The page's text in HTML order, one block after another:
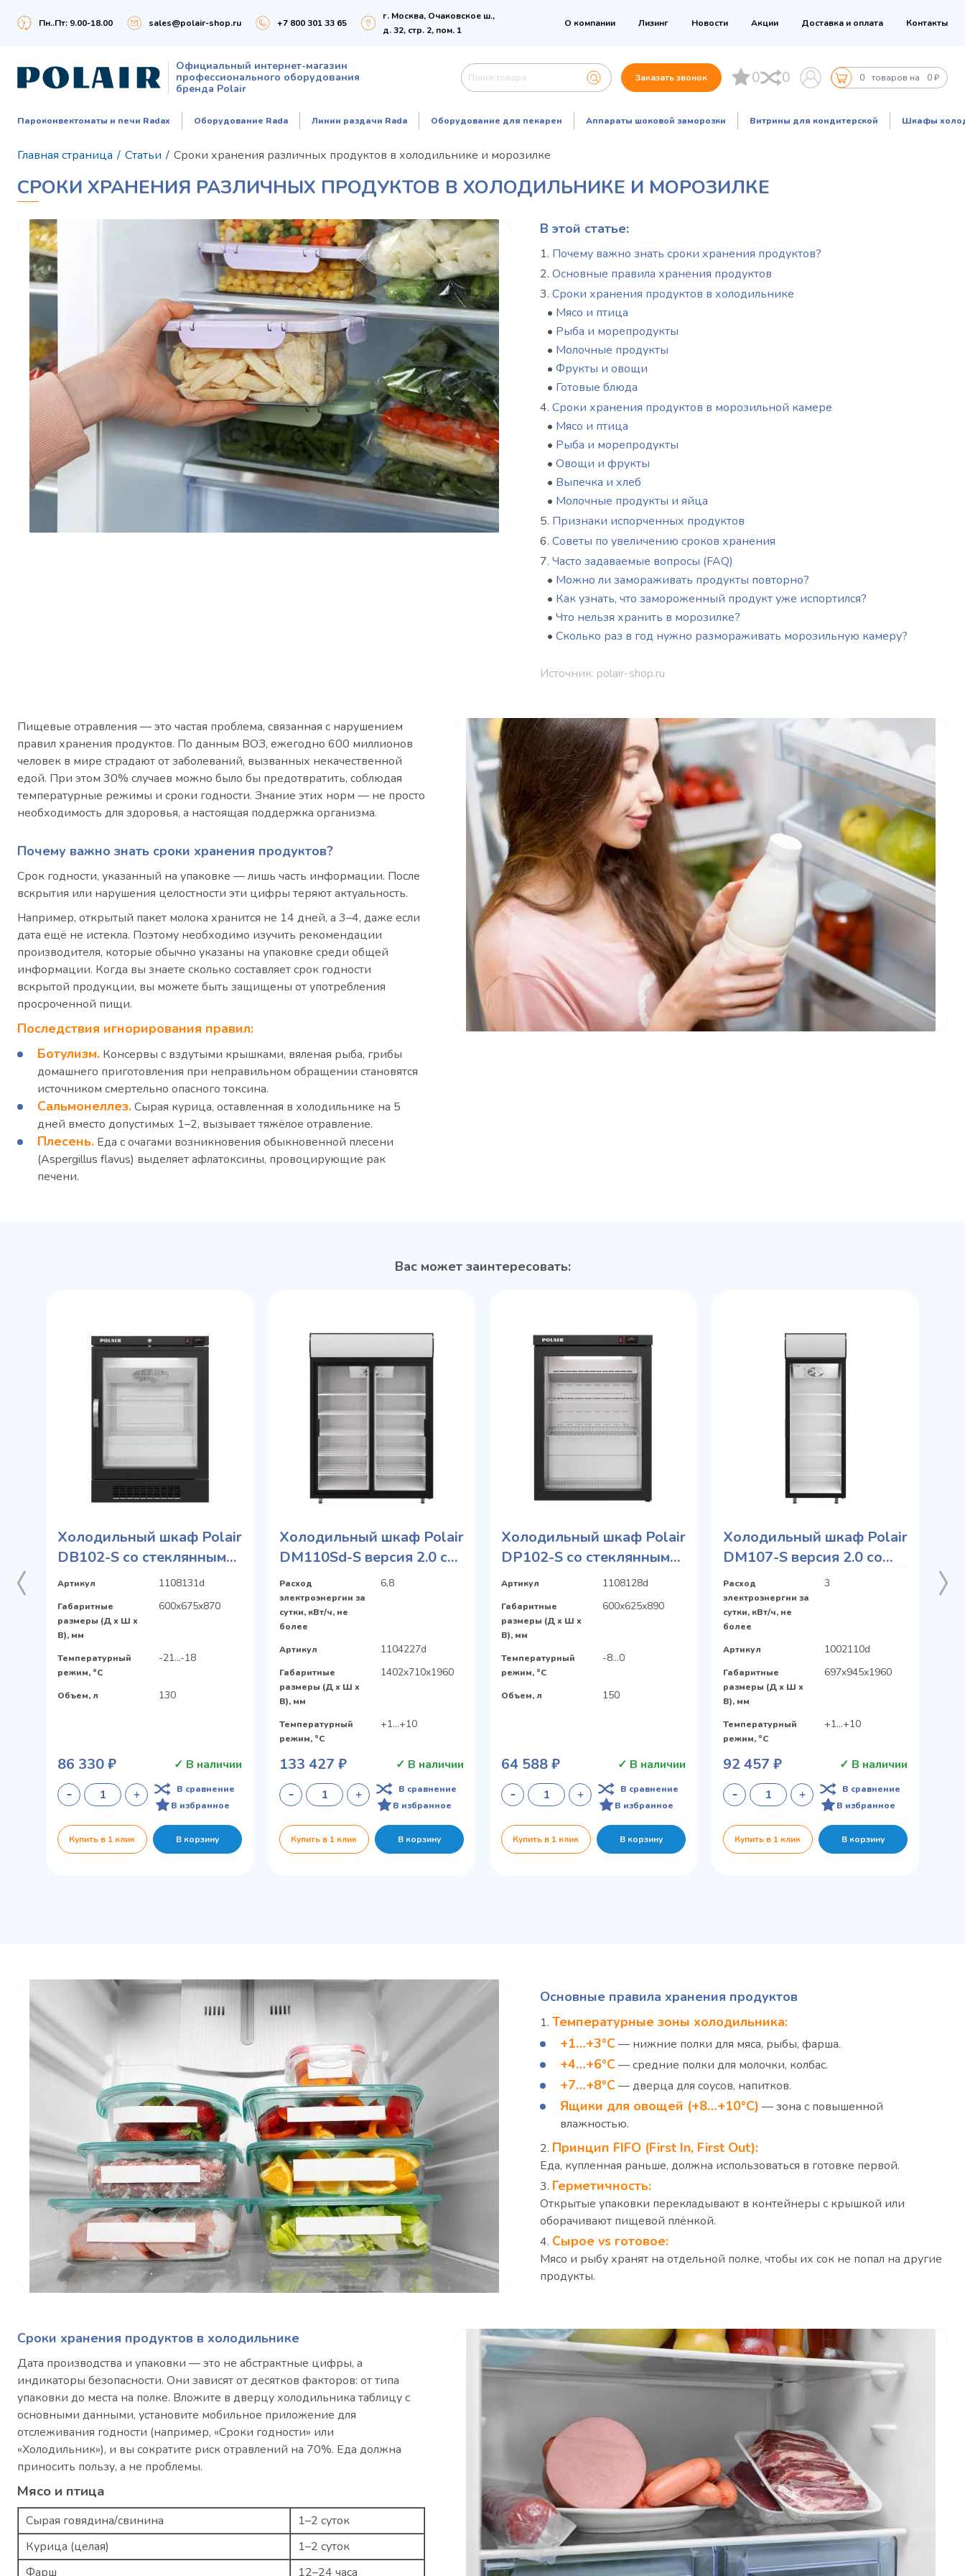
Пн..Пт: 9.00-18.00 sales@polair-shop.ru +7 800 301 33 65
г. Москва, Очаковское ш.,
д. 32, стр. 2, пом. 1
О компании Лизинг Новости Акции Доставка и оплата Контакты
Официальный интернет-магазин
профессионального оборудования
бренда Polair
Заказать звонок 0 0 0 товаров на 0 ₽
Пароконвектоматы и печи Radax Оборудование Rada Линии раздачи Rada Оборудование для пекарен Аппараты шоковой заморозки Витрины для кондитерской Шкафы
Главная страница / Статьи / Сроки хранения различных продуктов в холодильнике и морозилке
СРОКИ ХРАНЕНИЯ РАЗЛИЧНЫХ ПРОДУКТОВ В ХОЛОДИЛЬНИКЕ И МОРОЗИЛКЕ
В этой статье:
Почему важно знать сроки хранения продуктов?
Основные правила хранения продуктов
Сроки хранения продуктов в холодильнике
• Мясо и птица
• Рыба и морепродукты
• Молочные продукты
• Фрукты и овощи
• Готовые блюда
Сроки хранения продуктов в морозильной камере
• Мясо и птица
• Рыба и морепродукты
• Овощи и фрукты
• Выпечка и хлеб
• Молочные продукты и яйца
Признаки испорченных продуктов
Советы по увеличению сроков хранения
Часто задаваемые вопросы (FAQ)
• Можно ли замораживать продукты повторно?
• Как узнать, что замороженный продукт уже испортился?
• Что нельзя хранить в морозилке?
• Сколько раз в год нужно размораживать морозильную камеру?
Источник: polair-shop.ru
Пищевые отравления — это частая проблема, связанная с нарушением
правил хранения продуктов. По данным ВОЗ, ежегодно 600 миллионов
человек в мире страдают от заболеваний, вызванных некачественной
едой. При этом 30% случаев можно было бы предотвратить, соблюдая
температурные режимы и сроки годности. Знание этих норм — не просто
необходимость для здоровья, а настоящая поддержка организма.
Почему важно знать сроки хранения продуктов?
Срок годности, указанный на упаковке — лишь часть информации. После
вскрытия или нарушения целостности эти цифры теряют актуальность.
Например, открытый пакет молока хранится не 14 дней, а 3–4, даже если
дата ещё не истекла. Поэтому необходимо изучить рекомендации
производителя, которые обычно указаны на упаковке среди общей
информации. Когда вы знаете сколько составляет срок годности
вскрытой продукции, вы можете быть защищены от употребления
просроченной пищи.
Последствия игнорирования правил:
Ботулизм. Консервы с вздутыми крышками, вяленая рыба, грибы
домашнего приготовления при неправильном обращении становятся
источником смертельно опасного токсина.
Сальмонеллез.Сырая курица, оставленная в холодильнике на 5
дней вместо допустимых 1–2, вызывает тяжёлое отравление.
Плесень. Еда с очагами возникновения обыкновенной плесени
(Aspergillus flavus) выделяет афлатоксины, провоцирующие рак
печени.
Вас может заинтересовать:
Холодильный шкаф Polair
DB102-S со стеклянными
дверьми
Артикул 1108131d
Габаритные
размеры (Д х Ш х
В), мм
600x675x870
Температурный
режим, °C
-21...-18
Объем, л 130
86 330 ₽ ✓ В наличии
В сравнение
В избранное
Купить в 1 клик В корзину
Холодильный шкаф Polair
DM110Sd-S версия 2.0 со
стеклянными дверьми
Расход
электроэнергии за
сутки, кВт/ч, не
более
6,8
Артикул 1104227d
Габаритные
размеры (Д х Ш х
В), мм
1402x710x1960
Температурный
режим, °C
+1…+10
133 427 ₽ ✓ В наличии
В сравнение
В избранное
Купить в 1 клик В корзину
Холодильный шкаф Polair
DP102-S со стеклянными
дверьми
Артикул 1108128d
Габаритные
размеры (Д х Ш х
В), мм
600x625x890
Температурный
режим, °C
-8...0
Объем, л 150
64 588 ₽ ✓ В наличии
В сравнение
В избранное
Купить в 1 клик В корзину
Холодильный шкаф Polair
DM107-S версия 2.0 со
стеклянными дверьми
Расход
электроэнергии за
сутки, кВт/ч, не
более
3
Артикул 1002110d
Габаритные
размеры (Д х Ш х
В), мм
697x945x1960
Температурный
режим, °C
+1…+10
92 457 ₽ ✓ В наличии
В сравнение
В избранное
Купить в 1 клик В корзину
Основные правила хранения продуктов
Температурные зоны холодильника:
+1…+3°C— нижние полки для мяса, рыбы, фарша.
+4…+6°C— средние полки для молочки, колбас.
+7…+8°C— дверца для соусов, напитков.
Ящики для овощей (+8…+10°C) — зона с повышенной
влажностью.
Принцип FIFO (First In, First Out):
Еда, купленная раньше, должна использоваться в готовке первой.
Герметичность:
Открытые упаковки перекладывают в контейнеры с крышкой или
оборачивают пищевой плёнкой.
Сырое vs готовое:
Мясо и рыбу хранят на отдельной полке, чтобы их сок не попал на другие
продукты.
Сроки хранения продуктов в холодильнике
Дата производства и упаковки — это не абстрактные цифры, а
индикаторы безопасности. Они зависят от десятков факторов: от типа
упаковки до места на полке. Вложите в дверцу холодильника таблицу с
основными данными, установите мобильное приложение для
отслеживания годности (например, «Сроки годности» или
«Холодильник»), и вы сократите риск отравлений на 70%. Еда должна
приносить пользу, а не проблемы.
Мясо и птица
Сырая говядина/свинина
1–2 суток
Курица (целая)
1–2 суток
Фарш
12–24 часа